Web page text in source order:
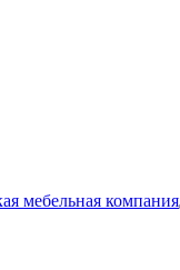
мебельная компания